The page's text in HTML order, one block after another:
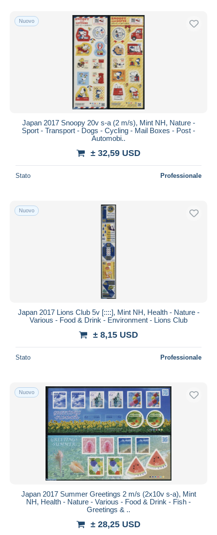
Nuovo
Japan 2017 Snoopy 20v s-a (2 m/s), Mint NH, Nature -
Sport - Transport - Dogs - Cycling - Mail Boxes - Post -
Automobi..
± 32,59 USD
Stato Professionale
Nuovo
Japan 2017 Lions Club 5v [::::], Mint NH, Health - Nature -
Various - Food & Drink - Environment - Lions Club
± 8,15 USD
Stato Professionale
Nuovo
Japan 2017 Summer Greetings 2 m/s (2x10v s-a), Mint
NH, Health - Nature - Various - Food & Drink - Fish -
Greetings & ..
± 28,25 USD